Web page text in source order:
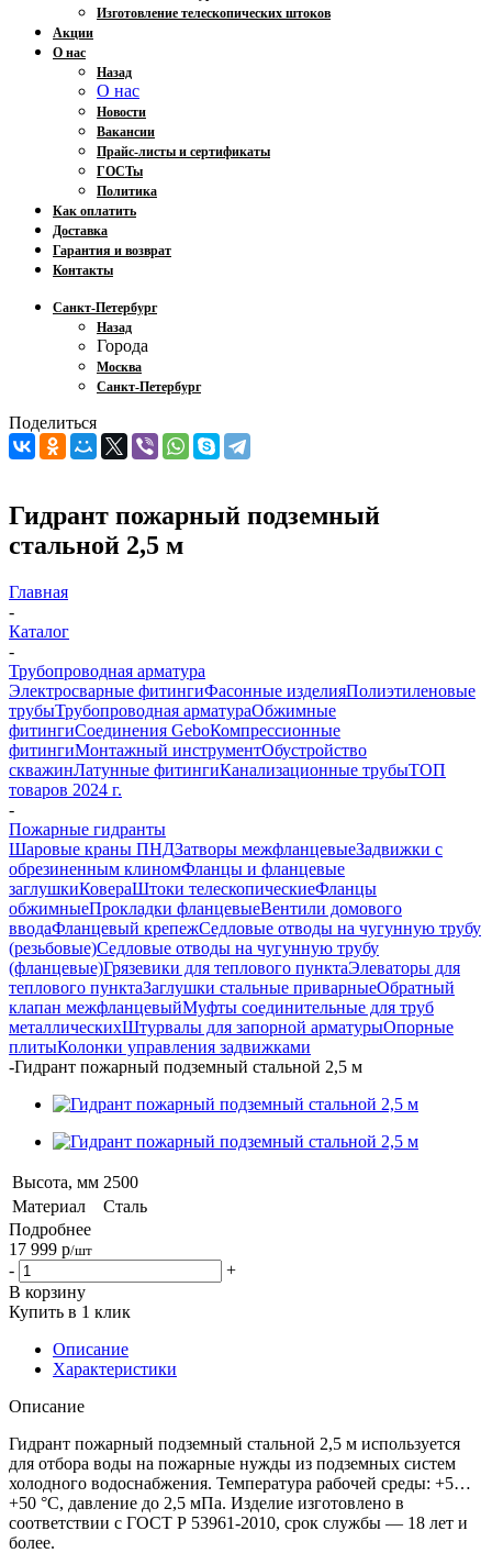
Изготовление телескопических штоков
Акции
О нас
Назад
О нас
Новости
Вакансии
Прайс-листы и сертификаты
ГОСТы
Политика
Как оплатить
Доставка
Гарантия и возврат
Контакты
Санкт-Петербург
Назад
Города
Москва
Санкт-Петербург
Поделиться
Гидрант пожарный подземный
стальной 2,5 м
Главная
-
Каталог
-
Трубопроводная арматура
Электросварные фитингиФасонные изделияПолиэтиленовые
трубыТрубопроводная арматураОбжимные
фитингиСоединения GeboКомпрессионные
фитингиМонтажный инструментОбустройство
скважинЛатунные фитингиКанализационные трубыТОП
товаров 2024 г.
-
Пожарные гидранты
Шаровые краны ПНДЗатворы межфланцевыеЗадвижки с
обрезиненным клиномФланцы и фланцевые
заглушкиКовераШтоки телескопическиеФланцы
обжимныеПрокладки фланцевыеВентили домового
вводаФланцевый крепежСедловые отводы на чугунную трубу
(резьбовые)Седловые отводы на чугунную трубу
(фланцевые)Грязевики для теплового пунктаЭлеваторы для
теплового пунктаЗаглушки стальные приварныеОбратный
клапан межфланцевыйМуфты соединительные для труб
металлическихШтурвалы для запорной арматурыОпорные
плитыКолонки управления задвижками
-Гидрант пожарный подземный стальной 2,5 м
Высота, мм 2500
Материал
Сталь
Подробнее
17 999 р/шт
-
+
В корзину
Купить в 1 клик
Описание
Характеристики
Описание
Гидрант пожарный подземный стальной 2,5 м используется
для отбора воды на пожарные нужды из подземных систем
холодного водоснабжения. Температура рабочей среды: +5…
+50 °С, давление до 2,5 мПа. Изделие изготовлено в
соответствии с ГОСТ Р 53961-2010, срок службы — 18 лет и
более.